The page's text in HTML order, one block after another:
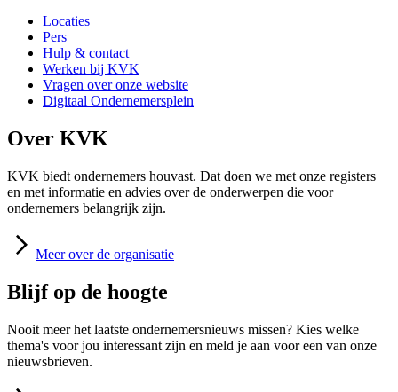
Locaties
Pers
Hulp & contact
Werken bij KVK
Vragen over onze website
Digitaal Ondernemersplein
Over KVK
KVK biedt ondernemers houvast. Dat doen we met onze registers
en met informatie en advies over de onderwerpen die voor
ondernemers belangrijk zijn.
Meer over de organisatie
Blijf op de hoogte
Nooit meer het laatste ondernemersnieuws missen? Kies welke
thema's voor jou interessant zijn en meld je aan voor een van onze
nieuwsbrieven.